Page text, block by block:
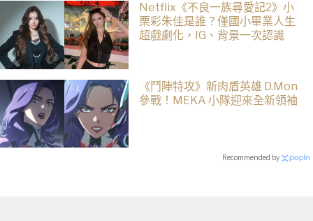
Netflix《不良一族尋愛記2》小
栗彩朱佳是誰？僅國小畢業人生
超戲劇化，IG、背景一次認識
《鬥陣特攻》新肉盾英雄 D.Mon
參戰！MEKA 小隊迎來全新領袖
Recommended by